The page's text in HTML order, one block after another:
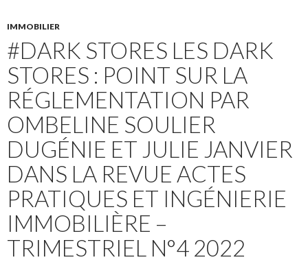
IMMOBILIER
#DARK STORES LES DARK
STORES : POINT SUR LA
RÉGLEMENTATION PAR
OMBELINE SOULIER
DUGÉNIE ET JULIE JANVIER
DANS LA REVUE ACTES
PRATIQUES ET INGÉNIERIE
IMMOBILIÈRE –
TRIMESTRIEL N°4 2022